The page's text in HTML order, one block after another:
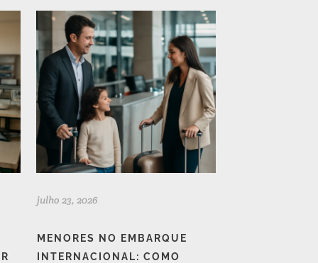
julho 23, 2026
MENORES NO EMBARQUE
INTERNACIONAL: COMO